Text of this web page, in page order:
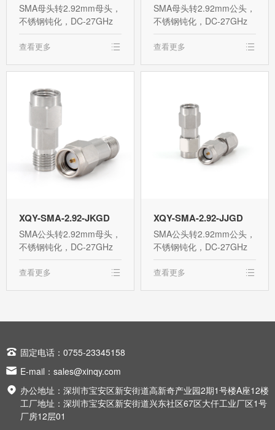
SMA母头转2.92mm母头，
不锈钢钝化，DC-27GHz
查看更多
SMA母头转2.92mm公头，
不锈钢钝化，DC-27GHz
查看更多
XQY-SMA-2.92-JKGD
SMA公头转2.92mm母头，
不锈钢钝化，DC-27GHz
查看更多
XQY-SMA-2.92-JJGD
SMA公头转2.92mm公头，
不锈钢钝化，DC-27GHz
查看更多
 固定电话：0755-23345158
 E-mail： sales@xinqy.com
 办公地址：深圳市宝安区新安街道高新奇产业园2期1号楼A座12楼
工厂地址：深圳市宝安区新安街道兴东社区67区大仟工业厂区1号
厂房12层01